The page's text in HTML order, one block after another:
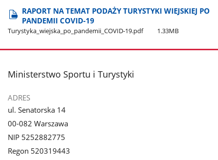
RAPORT NA TEMAT PODAŻY TURYSTYKI WIEJSKIEJ PO
PANDEMII COVID-19
Turystyka​_wiejska​_po​_pandemii​_COVID-19.pdf 1.33MB
stopka
Ministerstwo Sportu i Turystyki
ADRES
ul. Senatorska 14
00-082 Warszawa
NIP 5252882775
Regon 520319443